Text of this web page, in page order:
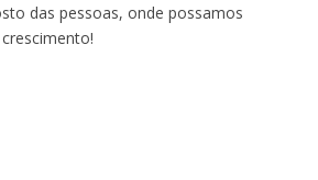
das pessoas, onde possamos